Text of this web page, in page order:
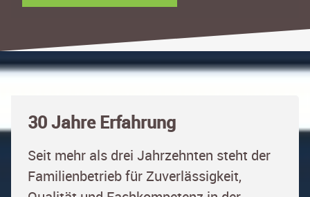
30 Jahre Erfahrung
Seit mehr als drei Jahrzehnten steht der
Familienbetrieb für Zuverlässigkeit,